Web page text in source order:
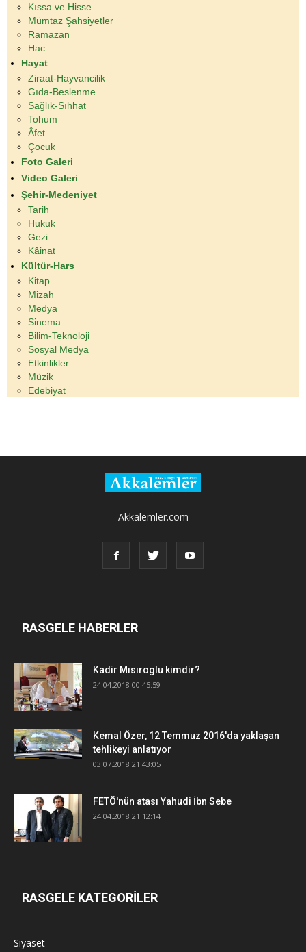
Kıssa ve Hisse
Mümtaz Şahsiyetler
Ramazan
Hac
Hayat
Ziraat-Hayvancilik
Gıda-Beslenme
Sağlık-Sıhhat
Tohum
Âfet
Çocuk
Foto Galeri
Video Galeri
Şehir-Medeniyet
Tarih
Hukuk
Gezi
Kâinat
Kültür-Hars
Kitap
Mizah
Medya
Sinema
Bilim-Teknoloji
Sosyal Medya
Etkinlikler
Müzik
Edebiyat
Akkalemler.com
RASGELE HABERLER
Kadir Mısıroglu kimdir?
24.04.2018 00:45:59
Kemal Özer, 12 Temmuz 2016'da yaklaşan
tehlikeyi anlatıyor
03.07.2018 21:43:05
FETÖ'nün atası Yahudi İbn Sebe
24.04.2018 21:12:14
RASGELE KATEGORİLER
Siyaset